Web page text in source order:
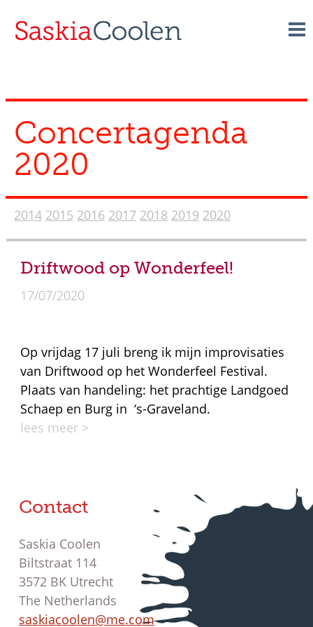
content
Concert­agenda
2020
2014 2015 2016 2017 2018 2019 2020
Driftwood op Wonderfeel!
17/07/2020
Op vrijdag 17 juli breng ik mijn improvisaties
van Driftwood op het Wonderfeel Festival.
Plaats van handeling: het prachtige Landgoed
Schaep en Burg in ‘s-Graveland.
lees meer >
Contact
Saskia Coolen
Biltstraat 114
3572 BK Utrecht
The Netherlands
saskiacoolen@me.com